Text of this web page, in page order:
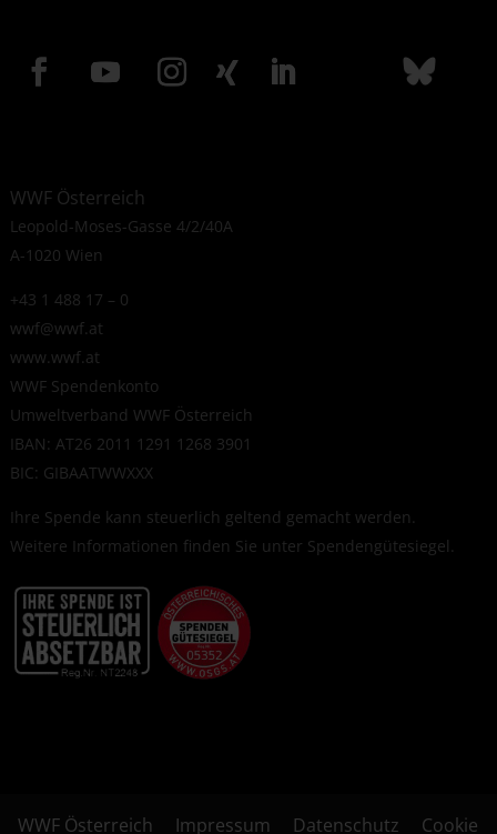
WWF Österreich
Leopold-Moses-Gasse 4/2/40A
A-1020 Wien
+43 1 488 17 – 0
wwf@wwf.at
www.wwf.at
WWF Spendenkonto
Umweltverband WWF Österreich
IBAN: AT26 2011 1291 1268 3901
BIC: GIBAATWWXXX
Ihre Spende kann steuerlich geltend gemacht werden.
Weitere Informationen finden Sie unter Spendengütesiegel.
WWF Österreich Impressum Datenschutz Cookie